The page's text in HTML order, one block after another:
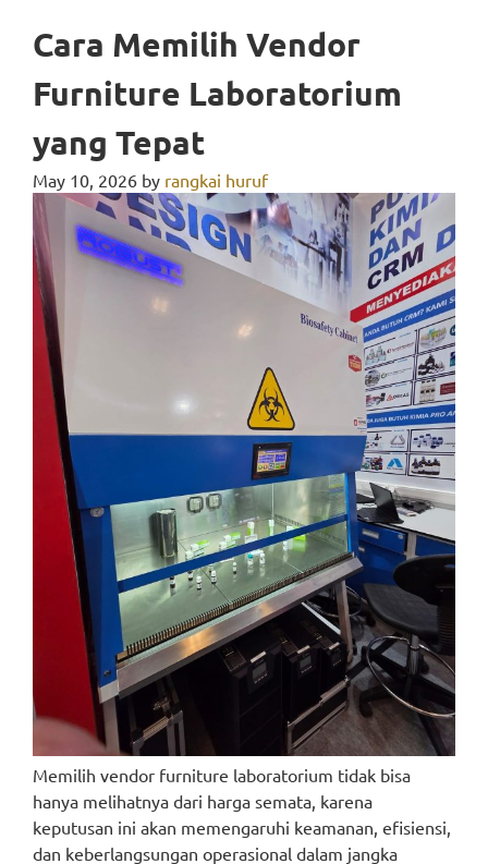
Cara Memilih Vendor
Furniture Laboratorium
yang Tepat
May 10, 2026 by rangkai huruf
Memilih vendor furniture laboratorium tidak bisa
hanya melihatnya dari harga semata, karena
keputusan ini akan memengaruhi keamanan, efisiensi,
dan keberlangsungan operasional dalam jangka